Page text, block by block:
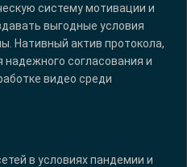
систему мотивации и
выгодные условия
Нативный актив протокола,
надежного согласования и
видео среди
в условиях пандемии и